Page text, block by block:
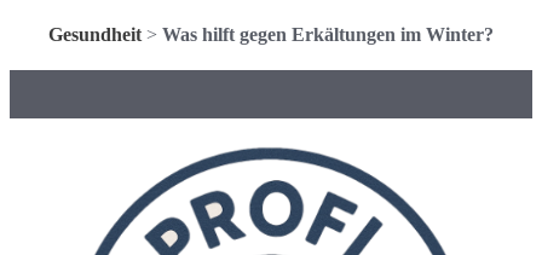
Gesundheit > Was hilft gegen Erkältungen im Winter?